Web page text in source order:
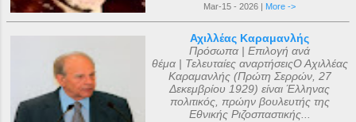
Mar-15 - 2026 | More ->
Αχιλλέας Καραμανλής
Πρόσωπα | Επιλογή ανά
θέμα | Τελευταίες αναρτήσειςΟ Αχιλλέας
Καραμανλής (Πρώτη Σερρών, 27
Δεκεμβρίου 1929) είναι Έλληνας
πολιτικός, πρώην βουλευτής της
Εθνικής Ριζοσπαστικής...